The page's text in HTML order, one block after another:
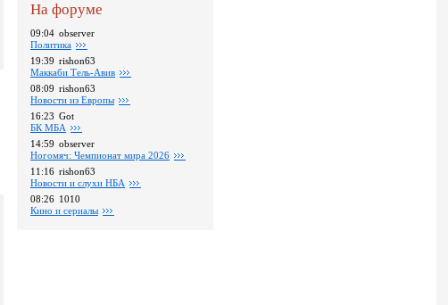
На форуме
09:04 observer
Политика
19:39 rishon63
Маккаби Тель-Авив
08:09 rishon63
Новости из Европы
16:23 Got
БК МБА
14:59 observer
Ногомяч: Чемпионат мира 2026
11:16 rishon63
Новости и слухи НБА
08:26 1010
Кино и сериалы